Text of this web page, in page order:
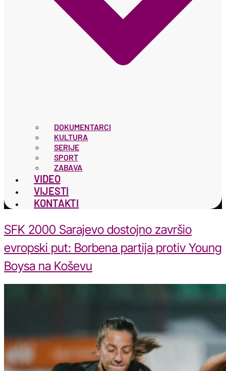
DOKUMENTARCI
KULTURA
SERIJE
SPORT
ZABAVA
VIDEO
VIJESTI
KONTAKTI
SFK 2000 Sarajevo dostojno završio
evropski put: Borbena partija protiv Young
Boysa na Koševu